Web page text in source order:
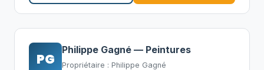
PG
Philippe Gagné — Peintures
Propriétaire : Philippe Gagné